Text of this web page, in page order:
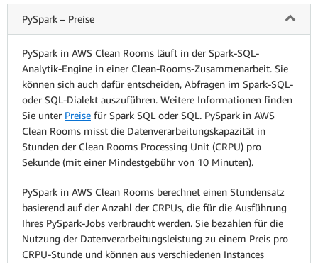
PySpark – Preise
PySpark in AWS Clean Rooms läuft in der Spark-SQL-
Analytik-Engine in einer Clean-Rooms-Zusammenarbeit. Sie
können sich auch dafür entscheiden, Abfragen im Spark-SQL-
oder SQL-Dialekt auszuführen. Weitere Informationen finden
Sie unter Preise für Spark SQL oder SQL. PySpark in AWS
Clean Rooms misst die Datenverarbeitungskapazität in
Stunden der Clean Rooms Processing Unit (CRPU) pro
Sekunde (mit einer Mindestgebühr von 10 Minuten).
PySpark in AWS Clean Rooms berechnet einen Stundensatz
basierend auf der Anzahl der CRPUs, die für die Ausführung
Ihres PySpark-Jobs verbraucht werden. Sie bezahlen für die
Nutzung der Datenverarbeitungsleistung zu einem Preis pro
CRPU-Stunde und können aus verschiedenen Instances